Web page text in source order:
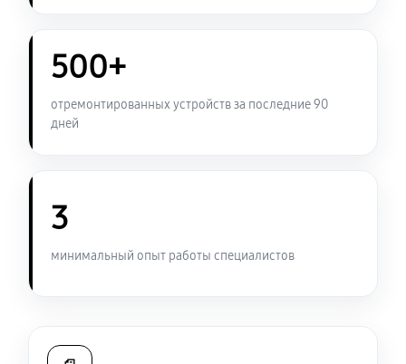
500+
отремонтированных устройств за последние 90
дней
3
минимальный опыт работы специалистов